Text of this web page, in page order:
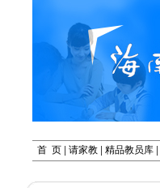
首 页 请家教 精品教员库